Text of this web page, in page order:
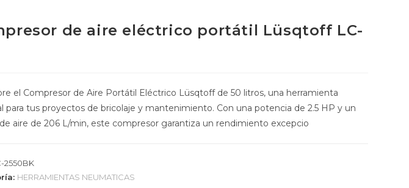
de aire eléctrico portátil Lüsqtoff LC-
el Compresor de Aire Portátil Eléctrico Lüsqtoff de 50 litros, una herramienta
para tus proyectos de bricolaje y mantenimiento. Con una potencia de 2.5 HP y un
aire de 206 L/min, este compresor garantiza un rendimiento excepcio
2550BK
HERRAMIENTAS NEUMATICAS